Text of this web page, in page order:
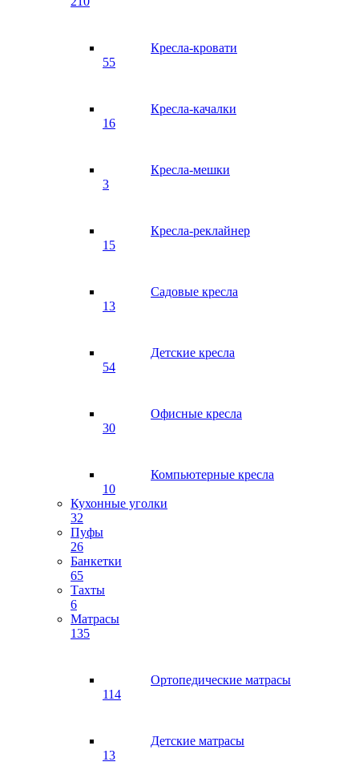
Кресла-кровати
55
Кресла-качалки
16
Кресла-мешки
3
Кресла-реклайнер
15
Садовые кресла
13
Детские кресла
54
Офисные кресла
30
Компьютерные кресла
10
Кухонные уголки
32
Пуфы
26
Банкетки
65
Тахты
6
Матрасы
135
Ортопедические матрасы
114
Детские матрасы
13